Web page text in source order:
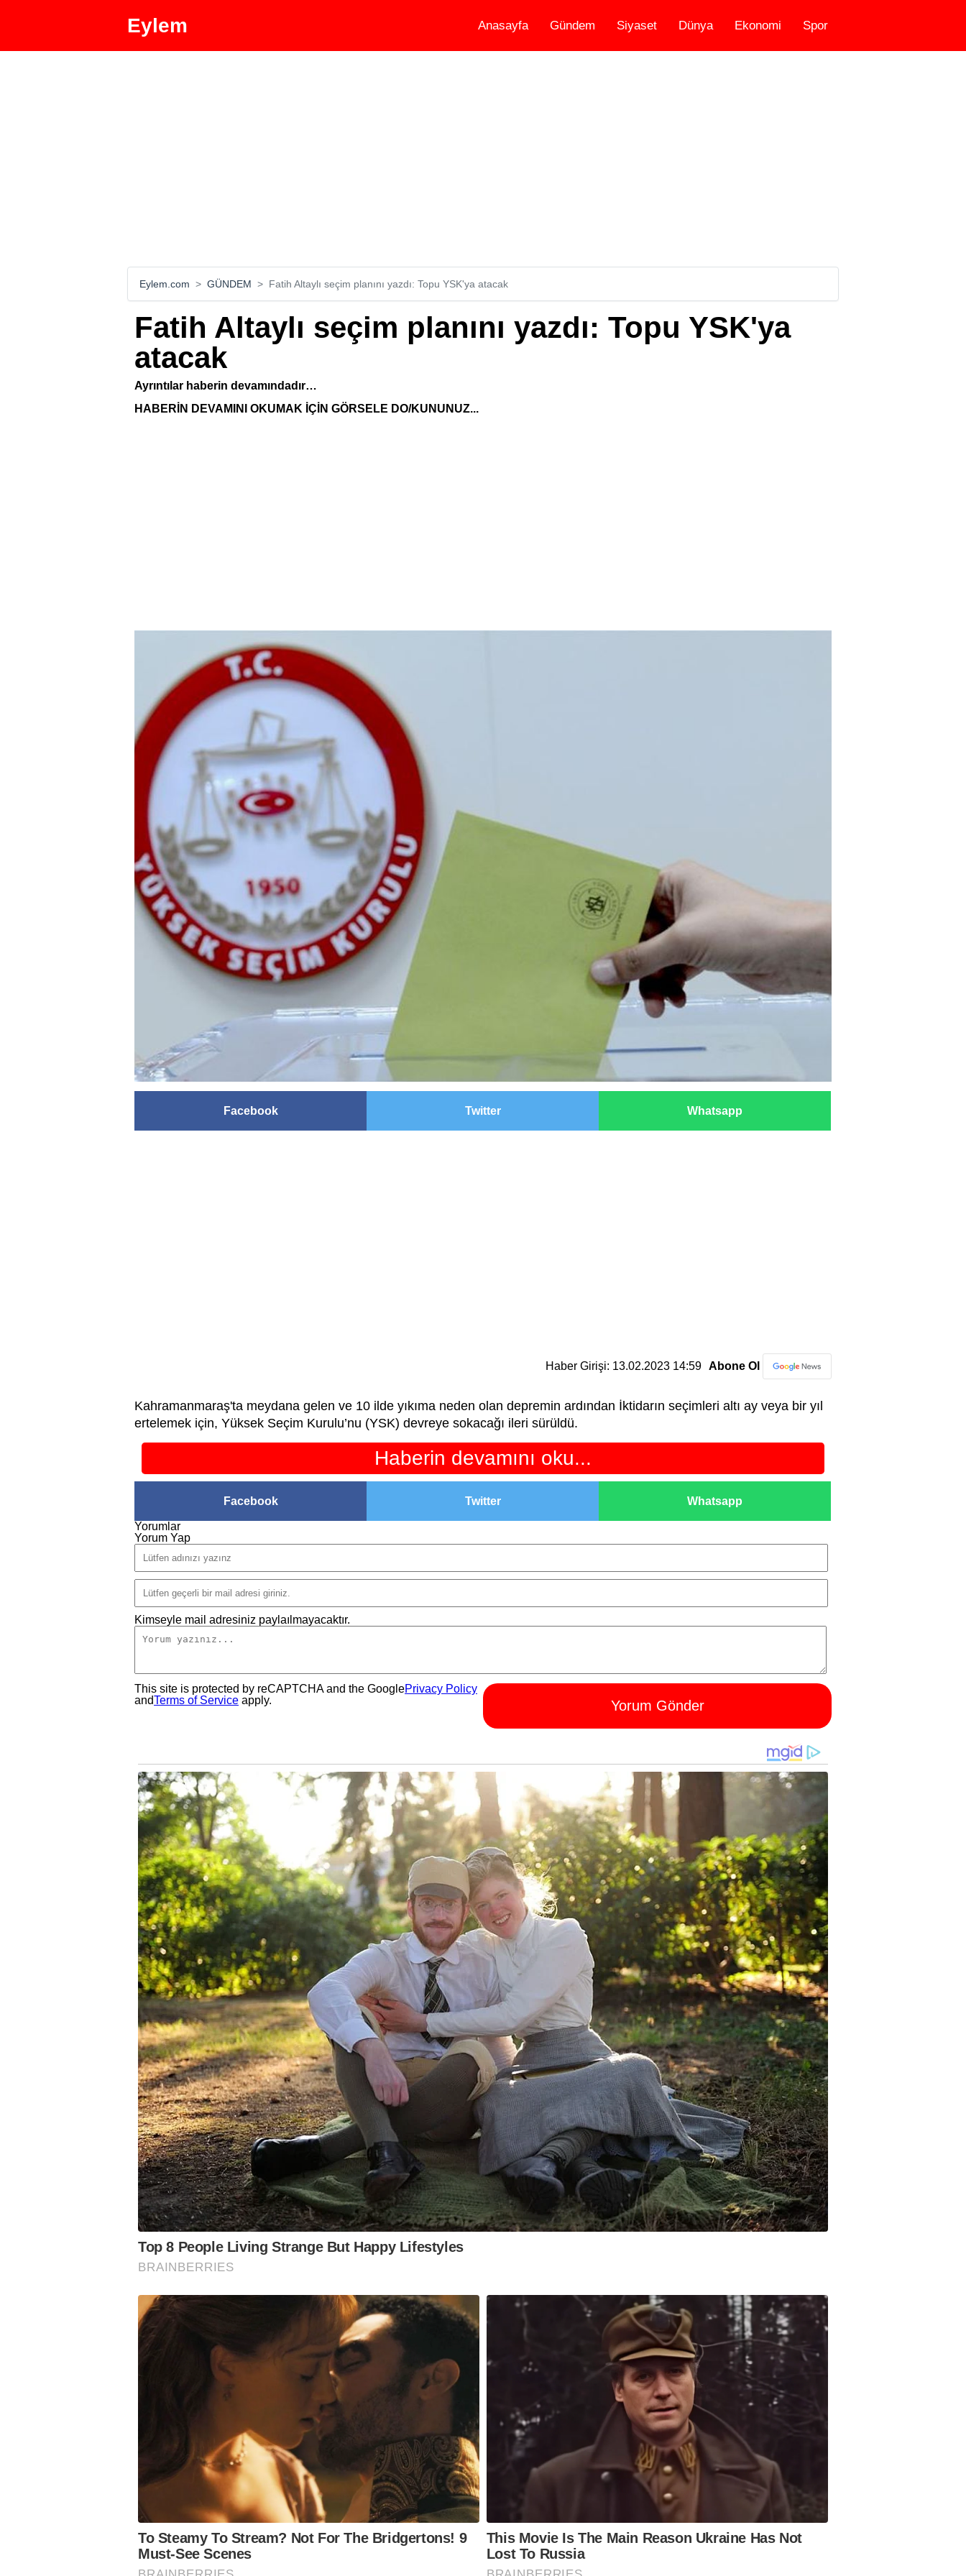
Eylem Anasayfa Gündem Siyaset Dünya Ekonomi Spor
Eylem.com GÜNDEM Fatih Altaylı seçim planını yazdı: Topu YSK'ya atacak
Fatih Altaylı seçim planını yazdı: Topu YSK'ya
atacak
Ayrıntılar haberin devamındadır…
HABERİN DEVAMINI OKUMAK İÇİN GÖRSELE DO/KUNUNUZ...
Facebook Twitter Whatsapp
Haber Girişi: 13.02.2023 14:59 Abone Ol
Kahramanmaraş'ta meydana gelen ve 10 ilde yıkıma neden olan depremin ardından İktidarın seçimleri altı ay veya bir yıl
ertelemek için, Yüksek Seçim Kurulu’nu (YSK) devreye sokacağı ileri sürüldü.
Haberin devamını oku...
Facebook Twitter Whatsapp
Yorumlar
Yorum Yap
Kimseyle mail adresiniz paylaılmayacaktır.
Yorum Gönder
This site is protected by reCAPTCHA and the GooglePrivacy Policy
andTerms of Service apply.